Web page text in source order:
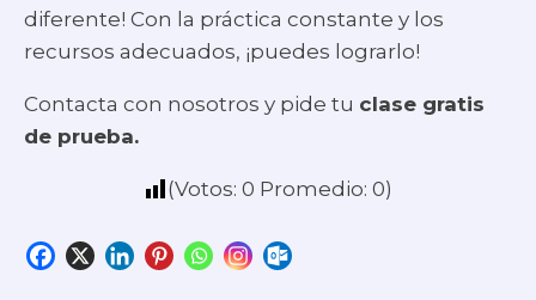
diferente! Con la práctica constante y los
recursos adecuados, ¡puedes lograrlo!
Contacta con nosotros y pide tu clase gratis
de prueba.
(Votos: 0 Promedio: 0)